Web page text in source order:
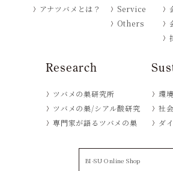
アナツバメとは？
Service
Others
Research
ツバメの巣研究所
ツバメの巣/シアル酸研究
専門家が語るツバメの巣
環
社
ダ
BI-SU Online Shop